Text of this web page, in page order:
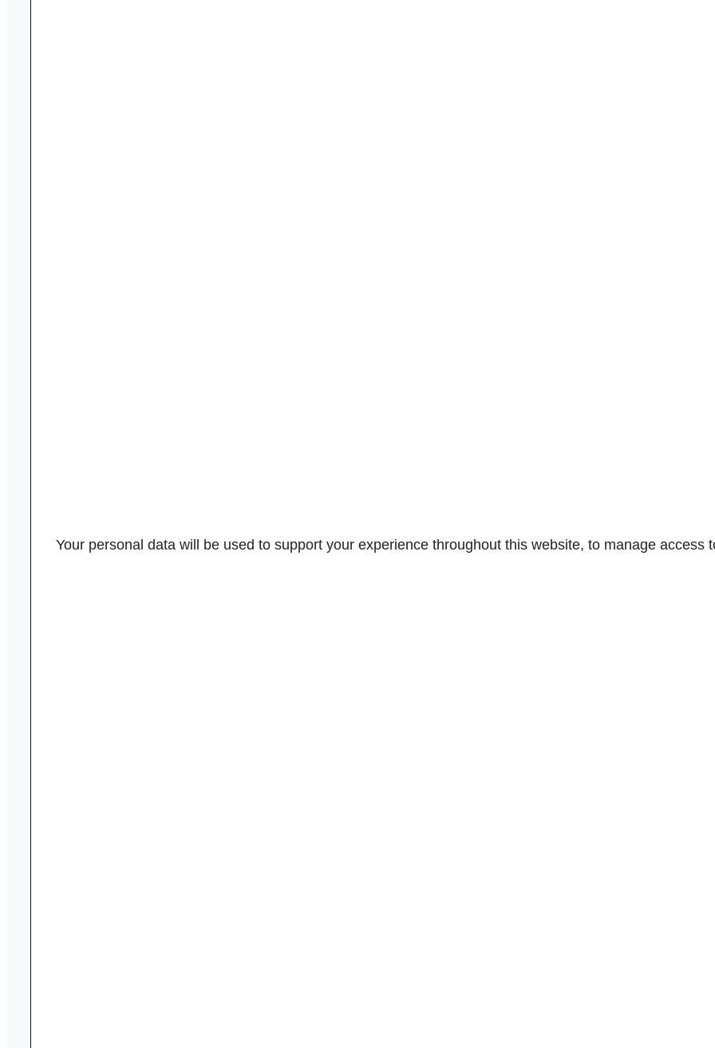
Your personal data will be used to support your experience throughout this website, to manage